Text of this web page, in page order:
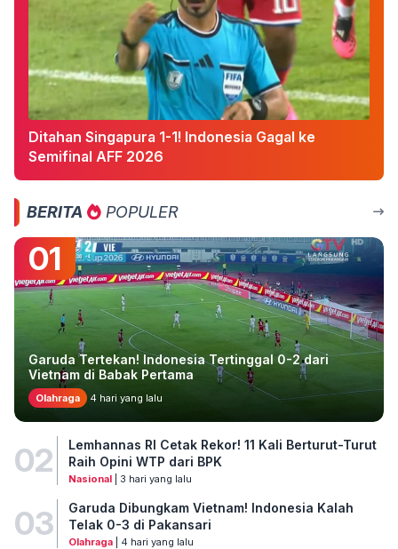
Ditahan Singapura 1-1! Indonesia Gagal ke
Semifinal AFF 2026
BERITA POPULER
01
Garuda Tertekan! Indonesia Tertinggal 0-2 dari
Vietnam di Babak Pertama
Olahraga 4 hari yang lalu
02
Lemhannas RI Cetak Rekor! 11 Kali Berturut-Turut
Raih Opini WTP dari BPK
Nasional| 3 hari yang lalu
03
Garuda Dibungkam Vietnam! Indonesia Kalah
Telak 0-3 di Pakansari
Olahraga| 4 hari yang lalu